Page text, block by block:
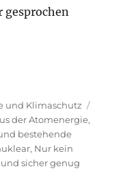
ist dauerhaft und
und Klimaschutz
der Atomenergie,
bestehende
, Nur kein
sicher genug